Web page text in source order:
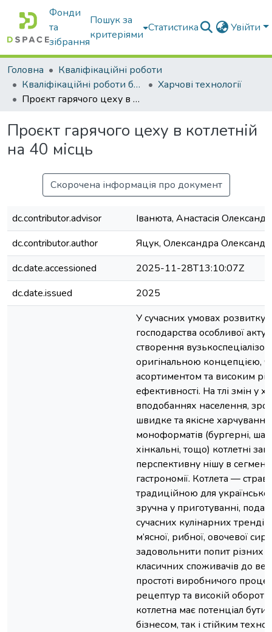
Фонди
та
зібрання
Пошук за
критеріями
Статистика Увійти
Головна
Кваліфікаційні роботи
Кваліфікаційні роботи бакалаврів
Харчові технології
Проєкт гарячого цеху в котлетній на 40 місць
Проєкт гарячого цеху в котлетній
на 40 місць
Скорочена інформація про документ
dc.contributor.advisor
Іванюта, Анастасія
dc.contributor.author
Яцук, Олександра
dc.date.accessioned
2025-11-28T13:10:07Z
dc.date.issued
2025
У сучасних умовах розвитку
господарства особливої
створення
оригінальною концепцією,
асортиментом та високим
ефективності. На тлі змін у
вподобаннях населення,
швидке та якісне
моноформатів (бургерні,
хінкальні, тощо) котлетні
перспективну нішу в
гастрономії. Котлета —
традиційною для
зручна у приготуванні,
сучасних кулінарних
м’ясної, рибної, овочевої
задовольнити попит різних
класичних споживачів до
простоті виробничого
рецептур та високій
котлетна має потенціал
бізнесом, так і стійким